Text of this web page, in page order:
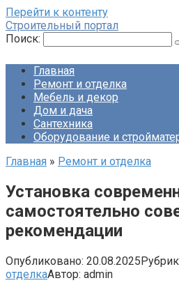
Перейти к контенту
Строительный портал
Поиск:
Главная
Ремонт и отделка
Мебель и декор
Дом и дача
Сантехника
Оборудование и
Главная » Ремонт и отделка
Установка
самостоятельно
рекомендации
Опубликовано: 20.08.2025
отделкаАвтор: admin